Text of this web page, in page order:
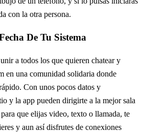
con la otra persona.
De Tu Sistema
a todos los que quieren chatear y
en una comunidad solidaria donde
Con unos pocos datos y
y la app pueden dirigirte a la mejor sala
que elijas video, texto o llamada, te
y aun así disfrutes de conexiones